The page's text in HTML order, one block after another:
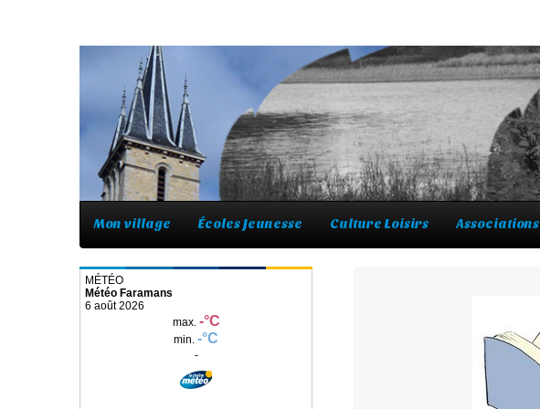
Mon village Écoles Jeunesse Culture Loisirs Associations
Météo Faramans